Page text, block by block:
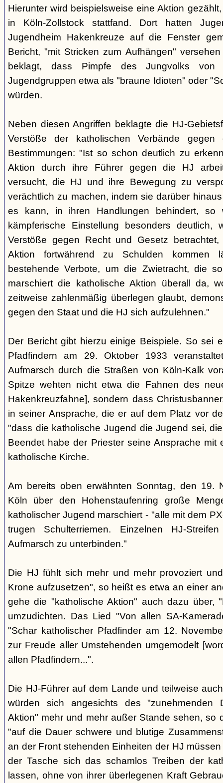
Hierunter wird beispielsweise eine Aktion
in Köln-Zollstock stattfand. Dort hatten
Jugendheim Hakenkreuze auf die Fenster
Bericht, "mit Stricken zum Aufhängen"
beklagt, dass Pimpfe des Jungvolks von
Jugendgruppen etwa als "braune Idioten" oder
würden.
Neben diesen Angriffen beklagte die HJ-
Verstöße der katholischen Verbände gegen
Bestimmungen: "Ist so schon deutlich zu
Aktion durch ihre Führer gegen die HJ
versucht, die HJ und ihre Bewegung zu
verächtlich zu machen, indem sie darüber
es kann, in ihren Handlungen behindert, so
kämpferische Einstellung besonders
Verstöße gegen Recht und Gesetz
Aktion fortwährend zu Schulden kommen
bestehende Verbote, um die Zwietracht, die
marschiert die katholische Aktion überall da,
zeitweise zahlenmäßig überlegen glaubt,
gegen den Staat und die HJ sich aufzulehnen."
Der Bericht gibt hierzu einige Beispiele. So sei
Pfadfindern am 29. Oktober 1933
Aufmarsch durch die Straßen von Köln-Kalk
Spitze wehten nicht etwa die Fahnen des
Hakenkreuzfahne], sondern dass
in seiner Ansprache, die er auf dem Platz vor
"dass die katholische Jugend die Jugend sei,
Beendet habe der Priester seine Ansprache mit
katholische Kirche.
Am bereits oben erwähnten Sonntag, den 19.
Köln über den Hohenstaufenring große
katholischer Jugend marschiert - "alle mit dem
trugen Schulterriemen. Einzelnen HJ-
Aufmarsch zu unterbinden."
Die HJ fühlt sich mehr und mehr provoziert
Krone aufzusetzen", so heißt es etwa an einer
gehe die "katholische Aktion" auch dazu über,
umzudichten. Das Lied "Von allen SA-
"Schar katholischer Pfadfinder am 12.
zur Freude aller Umstehenden umgemodelt
allen Pfadfindern...".
Die HJ-Führer auf dem Lande und teilweise
würden sich angesichts des "zunehmenden
Aktion" mehr und mehr außer Stande sehen, so
"auf die Dauer schwere und blutige
an der Front stehenden Einheiten der HJ
der Tasche sich das schamlos Treiben der
lassen, ohne von ihrer überlegenen Kraft